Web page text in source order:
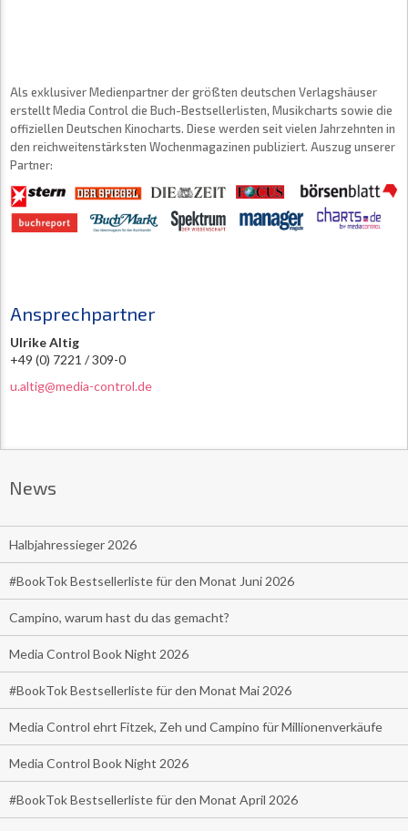
Als exklusiver Medienpartner der größten deutschen Verlagshäuser
erstellt Media Control die Buch-Bestsellerlisten, Musikcharts sowie die
offiziellen Deutschen Kinocharts. Diese werden seit vielen Jahrzehnten in
den reichweitenstärksten Wochenmagazinen publiziert. Auszug unserer
Partner:
Ansprechpartner
Ulrike Altig
+49 (0) 7221 / 309-0
u.altig@media-control.de
News
Halbjahressieger 2026
#BookTok Bestsellerliste für den Monat Juni 2026
Campino, warum hast du das gemacht?
Media Control Book Night 2026
#BookTok Bestsellerliste für den Monat Mai 2026
Media Control ehrt Fitzek, Zeh und Campino für Millionenverkäufe
Media Control Book Night 2026
#BookTok Bestsellerliste für den Monat April 2026